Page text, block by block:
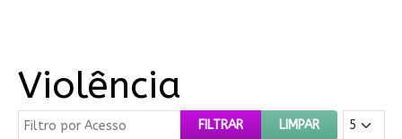
Violência
Filtro por Acesso FILTRAR LIMPAR Mostrar #